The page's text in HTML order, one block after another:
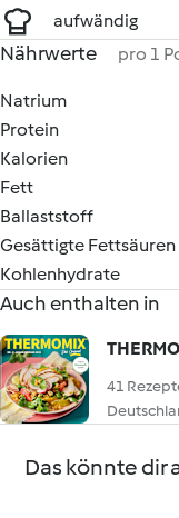
aufwändig
Nährwerte pro 1
Natrium
Protein
Kalorien
Fett
Ballaststoff
Gesättigte Fettsäuren
Kohlenhydrate
Auch enthalten in
41
Das könnte dir